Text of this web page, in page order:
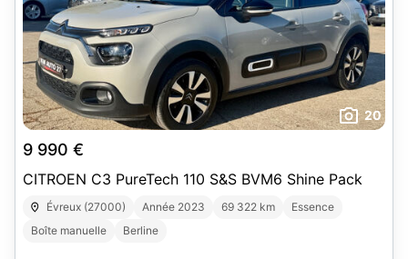
20
9 990 €
CITROEN C3 PureTech 110 S&S BVM6 Shine Pack
Évreux (27000) Année 2023 69 322 km
Essence
Boîte manuelle
Berline